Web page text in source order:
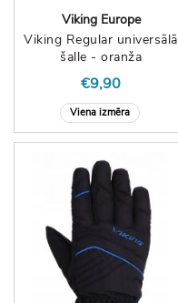
Viking Europe
Viking Regular universālā
šalle - oranža
€9,90
Viena izmēra